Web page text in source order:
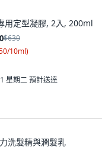
用定型凝膠, 2入, 200ml
$630
10ml)
星期二預計送達
洗髮精與潤髮乳